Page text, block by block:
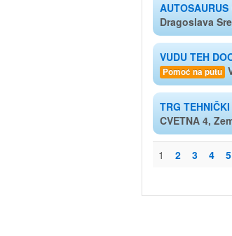
AUTOSAURUS
Dragoslava
VUDU TEH
Pomoć na putu
TRG
CVETNA 4,
1 2 3 4 5